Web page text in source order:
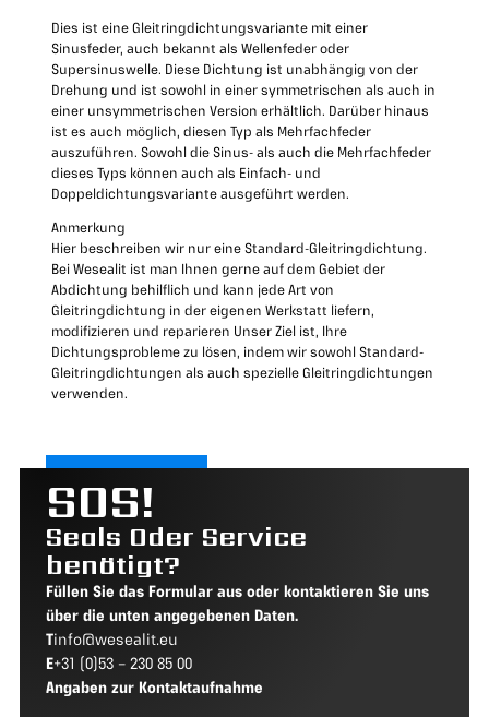
Dies ist eine Gleitringdichtungsvariante mit einer
Sinusfeder, auch bekannt als Wellenfeder oder
Supersinuswelle. Diese Dichtung ist unabhängig von der
Drehung und ist sowohl in einer symmetrischen als auch in
einer unsymmetrischen Version erhältlich. Darüber hinaus
ist es auch möglich, diesen Typ als Mehrfachfeder
auszuführen. Sowohl die Sinus- als auch die Mehrfachfeder
dieses Typs können auch als Einfach- und
Doppeldichtungsvariante ausgeführt werden.
Anmerkung
Hier beschreiben wir nur eine Standard-Gleitringdichtung.
Bei Wesealit ist man Ihnen gerne auf dem Gebiet der
Abdichtung behilflich und kann jede Art von
Gleitringdichtung in der eigenen Werkstatt liefern,
modifizieren und reparieren Unser Ziel ist, Ihre
Dichtungsprobleme zu lösen, indem wir sowohl Standard-
Gleitringdichtungen als auch spezielle Gleitringdichtungen
verwenden.
SOS!
Seals Oder Service
benötigt?
Füllen Sie das Formular aus oder kontaktieren Sie uns
über die unten angegebenen Daten.
Tinfo@wesealit.eu
E+31 (0)53 – 230 85 00
Angaben zur Kontaktaufnahme